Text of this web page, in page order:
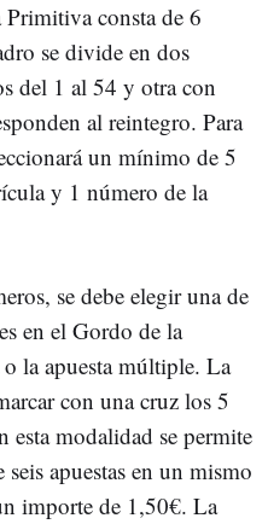
consta de 6
se divide en dos
del 1 al 54 y otra con
al reintegro. Para
un mínimo de 5
y 1 número de la
se debe elegir una de
en el Gordo de la
la apuesta múltiple. La
con una cruz los 5
esta modalidad se permite
apuestas en un mismo
importe de 1,50€. La